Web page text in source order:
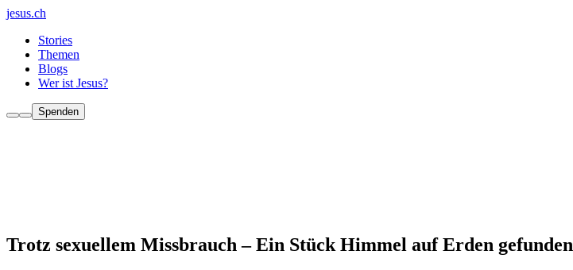
jesus.ch
Stories
Themen
Blogs
Wer ist Jesus?
Spenden
Trotz sexuellem Missbrauch – Ein Stück Himmel auf Erden gefunden